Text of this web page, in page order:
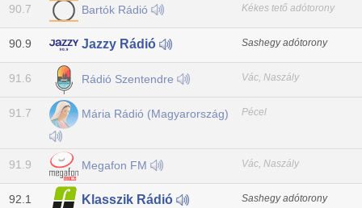
90.7 Bartók Rádió Kékes tető adótorony
90.9 Jazzy Rádió Sashegy adótorony
91.6 Rádió Szentendre Vác, Naszály
91.7 Mária Rádió (Magyarország) Pécel
91.9 Megafon FM Vác, Naszály
92.1 Klasszik Rádió Sashegy adótorony